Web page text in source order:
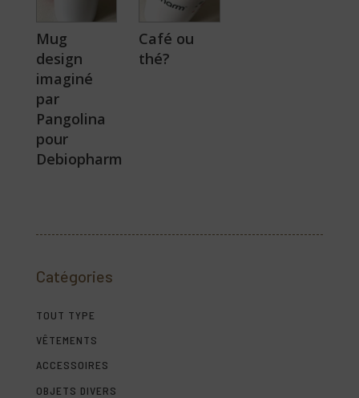
Mug
design
imaginé
par
Pangolina
pour
Debiopharm
Café ou
thé?
Catégories
TOUT TYPE
VÊTEMENTS
ACCESSOIRES
OBJETS DIVERS